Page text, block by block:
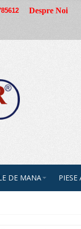
Despre Noi
DE MANA